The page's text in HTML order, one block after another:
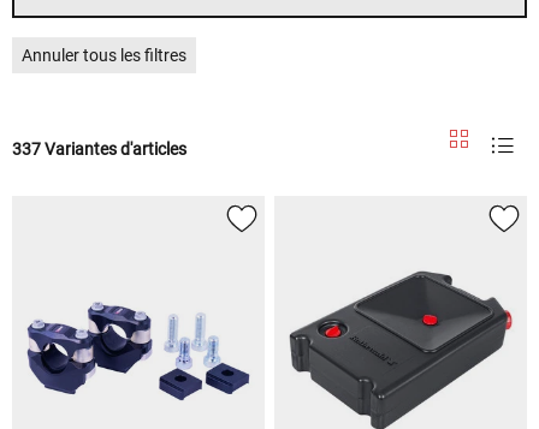
Annuler tous les filtres
337 Variantes d'articles